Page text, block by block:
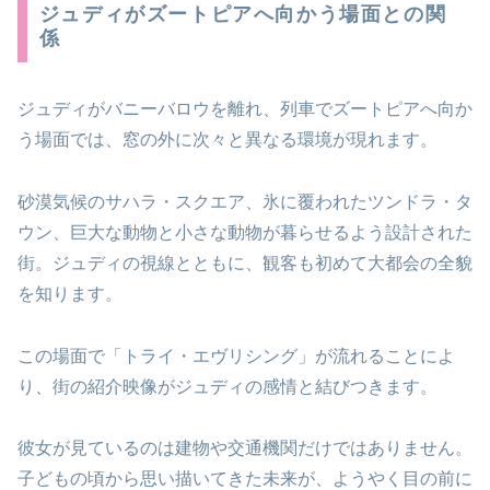
ジュディがズートピアへ向かう場面との関
係
ジュディがバニーバロウを離れ、列車でズートピアへ向か
う場面では、窓の外に次々と異なる環境が現れます。
砂漠気候のサハラ・スクエア、氷に覆われたツンドラ・タ
ウン、巨大な動物と小さな動物が暮らせるよう設計された
街。ジュディの視線とともに、観客も初めて大都会の全貌
を知ります。
この場面で「トライ・エヴリシング」が流れることによ
り、街の紹介映像がジュディの感情と結びつきます。
彼女が見ているのは建物や交通機関だけではありません。
子どもの頃から思い描いてきた未来が、ようやく目の前に